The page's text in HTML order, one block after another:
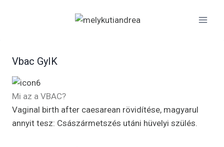
Vbac GyIK
Mi az a VBAC?
Vaginal birth after caesarean rövidítése, magyarul
annyit tesz: Császármetszés utáni hüvelyi szülés.